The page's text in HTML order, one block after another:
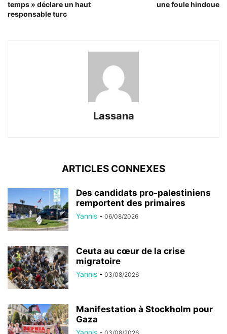
temps » déclare un haut
responsable turc
une foule hindoue
Lassana
ARTICLES CONNEXES
Des candidats pro-palestiniens
remportent des primaires
Yannis - 06/08/2026
Ceuta au cœur de la crise
migratoire
Yannis - 03/08/2026
Manifestation à Stockholm pour
Gaza